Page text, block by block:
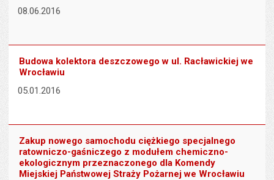
08.06.2016
Budowa kolektora deszczowego w ul. Racławickiej we
Wrocławiu
05.01.2016
Zakup nowego samochodu ciężkiego specjalnego
ratowniczo-gaśniczego z modułem chemiczno-
ekologicznym przeznaczonego dla Komendy
Miejskiej Państwowej Straży Pożarnej we Wrocławiu